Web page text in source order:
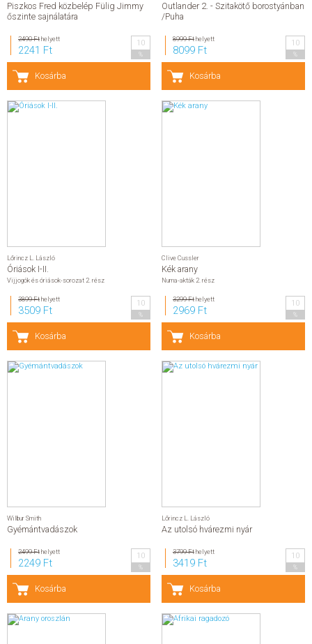
Piszkos Fred közbelép Fülig Jimmy
őszinte sajnálatára
2490 Fthelyett
2241 Ft
10
Kosárba
Outlander 2. - Szitakötő borostyánban
/Puha
8999 Fthelyett
8099 Ft
10
Kosárba
Lőrincz L. László
Óriások I-II.
Vijjogók és óriások-sorozat 2. rész
3899 Fthelyett
3509 Ft
10
Kosárba
Clive Cussler
Kék arany
Numa-akták 2. rész
3299 Fthelyett
2969 Ft
10
Kosárba
Wilbur Smith
Gyémántvadászok
2499 Fthelyett
2249 Ft
10
Kosárba
Lőrincz L. László
Az utolsó hvárezmi nyár
3799 Fthelyett
3419 Ft
10
Kosárba